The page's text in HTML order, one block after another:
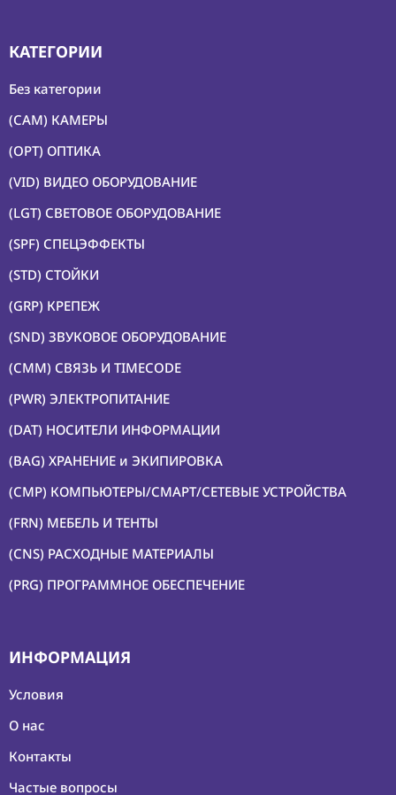
КАТЕГОРИИ
Без категории
(CAM) КАМЕРЫ
(OPT) ОПТИКА
(VID) ВИДЕО ОБОРУДОВАНИЕ
(LGT) СВЕТОВОЕ ОБОРУДОВАНИЕ
(SPF) СПЕЦЭФФЕКТЫ
(STD) СТОЙКИ
(GRP) КРЕПЕЖ
(SND) ЗВУКОВОЕ ОБОРУДОВАНИЕ
(CMM) СВЯЗЬ И TIMECODE
(PWR) ЭЛЕКТРОПИТАНИЕ
(DAT) НОСИТЕЛИ ИНФОРМАЦИИ
(BAG) ХРАНЕНИЕ и ЭКИПИРОВКА
(CMP) КОМПЬЮТЕРЫ/СМАРТ/СЕТЕВЫЕ УСТРОЙСТВА
(FRN) МЕБЕЛЬ И ТЕНТЫ
(CNS) РАСХОДНЫЕ МАТЕРИАЛЫ
(PRG) ПРОГРАММНОЕ ОБЕСПЕЧЕНИЕ
ИНФОРМАЦИЯ
Условия
О нас
Контакты
Частые вопросы